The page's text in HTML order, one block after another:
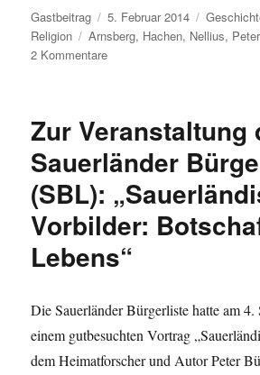
Autor
Gastbeitrag
Veröffentlicht
am
5. Februar 2014
Religion
Schlagwörter
Arnsberg, Hachen, Nellius,
2 Kommentarezu
–
absurder“
Revisionistische
Erinnerungspolitik
ohne
von
der
Geschichte
Zur Veranstaltung
Sauerländer
(SBL):
Vorbilder:
Lebens“
Die Sauerländer Bürgerliste hatte am 4.
einem gutbesuchten Vortrag
dem Heimatforscher und Autor Peter